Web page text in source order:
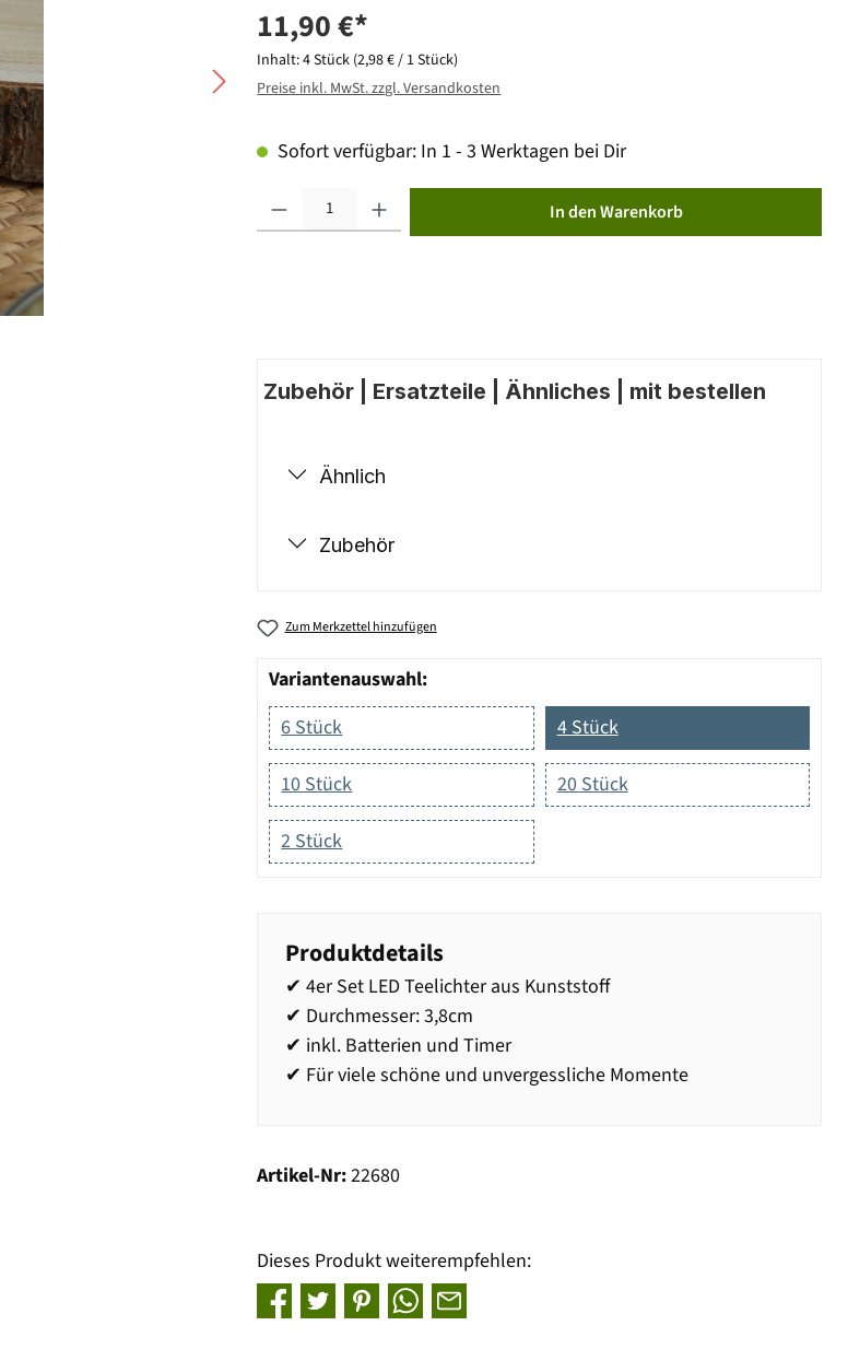
11,90 €*
Inhalt:4 Stück (2,98 € / 1 Stück)
Preise inkl. MwSt. zzgl. Versandkosten
Sofort verfügbar: In 1 - 3 Werktagen bei Dir
In den Warenkorb
Zubehör | Ersatzteile | Ähnliches | mit bestellen
Ähnlich
Zubehör
Zum Merkzettel hinzufügen
Variantenauswahl:
6 Stück
4 Stück
10 Stück 20 Stück
2 Stück
Produktdetails
✔ 4er Set LED Teelichter aus Kunststoff
✔ Durchmesser: 3,8cm
✔ inkl. Batterien und Timer
✔ Für viele schöne und unvergessliche Momente
Artikel-Nr:22680
Dieses Produkt weiterempfehlen: